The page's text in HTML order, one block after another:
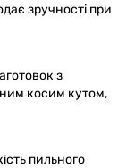
зручності при
з
косим кутом,
пильного